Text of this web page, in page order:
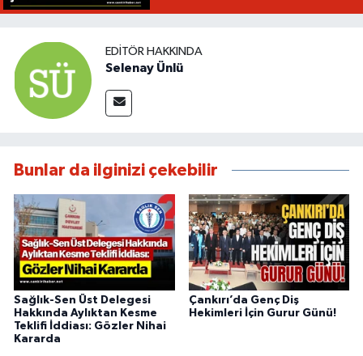
EDITÖR HAKKINDA
Selenay Ünlü
Bunlar da ilginizi çekebilir
Sağlık-Sen Üst Delegesi
Hakkında Aylıktan Kesme
Teklifi İddiası: Gözler Nihai
Kararda
Çankırı’da Genç Diş
Hekimleri İçin Gurur Günü!